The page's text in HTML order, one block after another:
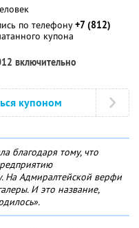
по телефону+7 (812)
купона
включительно
купоном
благодаря тому, что
На Адмиралтейской верфи
И это название,